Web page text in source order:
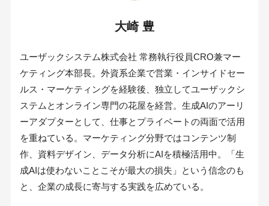
大崎 豊
ユーザックシステム株式会社 常務執行役員CRO兼マー
ケティング本部長。外資系企業で営業・インサイドセー
ルス・マーケティングを経験後、独立してユーザックシ
ステムとオンライン専門の花屋を経営。生成AIのアーリ
ーアダプターとして、仕事とプライベートの両面で活用
を重ねている。マーケティング分野ではコンテンツ制
作、資料デザイン、データ分析にAIを積極活用中。「生
成AIは使わないことこそが最大の損失」という信念のも
と、企業の成長に寄与する実践を広めている。